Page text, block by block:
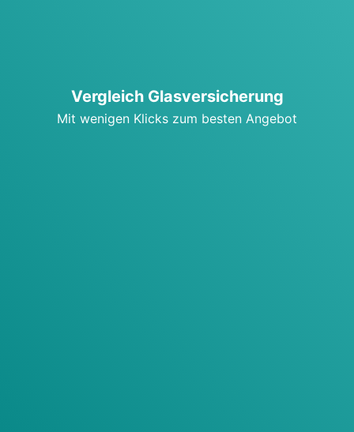
Ver­gleich Glas­ver­si­che­rung
Mit weni­gen Klicks zum bes­ten Ange­bot